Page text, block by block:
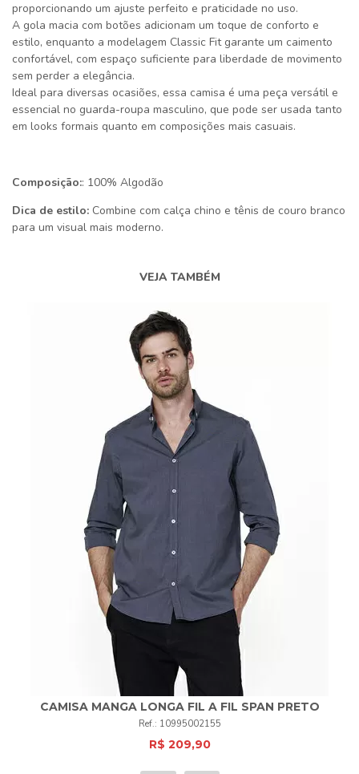
proporcionando um ajuste perfeito e praticidade no uso.
A gola macia com botões adicionam um toque de conforto e
estilo, enquanto a modelagem Classic Fit garante um caimento
confortável, com espaço suficiente para liberdade de movimento
sem perder a elegância.
Ideal para diversas ocasiões, essa camisa é uma peça versátil e
essencial no guarda-roupa masculino, que pode ser usada tanto
em looks formais quanto em composições mais casuais.
Composição:: 100% Algodão
Dica de estilo: Combine com calça chino e tênis de couro branco
para um visual mais moderno.
VEJA TAMBÉM
CAMISA MANGA LONGA FIL A FIL SPAN PRETO
10995002155
R$ 209,90